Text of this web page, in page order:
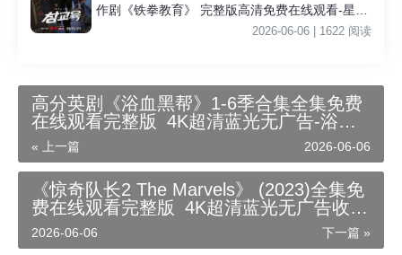
作剧《铁拳教育》 完整版高清免费在线观看-星空
影院李星民主演《铁拳教育》无广告_VS影视
2026-06-06 | 1622 阅读
高分英剧《浴血黑帮》1-6季合集全集免费
在线观看完整版_4K超清蓝光无广告-浴血
黑帮 第一季在线观看_详情简介-迅雷百度
云夸克资源下载
« 上一篇 2026-06-06
《惊奇队长2 The Marvels》 (2023)全集免
费在线观看完整版_4K超清蓝光无广告收藏
版-惊奇队长2在线观看_详情简介-迅雷百度
云夸克资源下载
下一篇 »
2026-06-06